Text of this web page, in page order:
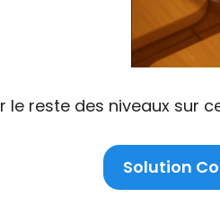
reste des niveaux sur
Solution